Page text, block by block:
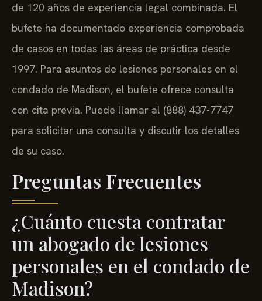
de 120 años de experiencia legal combinada. El
bufete ha documentado experiencia comprobada
de casos en todas las áreas de práctica desde
1997. Para asuntos de lesiones personales en el
condado de Madison, el bufete ofrece consulta
con cita previa. Puede llamar al (888) 437-7747
para solicitar una consulta y discutir los detalles
de su caso.
Preguntas Frecuentes
¿Cuánto cuesta contratar
un abogado de lesiones
personales en el condado de
Madison?